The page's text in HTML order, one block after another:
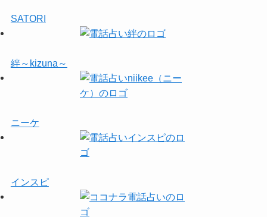
SATORI
絆～kizuna～
ニーケ
インスピ